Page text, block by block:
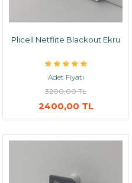
Plicell Netflite Blackout Ekru
Adet Fiyatı
3200,00 TL
2400,00 TL